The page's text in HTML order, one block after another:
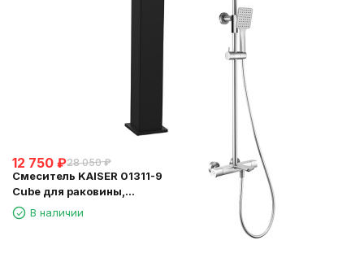
12 750 ₽28 050 ₽
Смеситель KAISER 01311-9
Cube для раковины,
неповоротный, чёрный
матовый
В наличии